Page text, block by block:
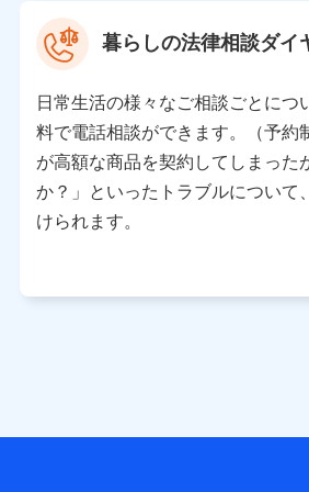
す。
【共同して利用される利用データの
当社または株式会社NTTドコモ・フ
プがサービス提供等を通じて取得し
の個人データ
基本情報
氏名、電話番号、メールアドレス、お
性、連絡先、dポイントサービスのご利
所、dポイント残高、dポイント利用
利用情報
品の名称・購入場所・決済に関する情
暮らしの法律相談ダイ
日常生活の様々なご相談ごとにつ
料で電話相談ができます。（予約
が高額な商品を契約してしまった
か？」といったトラブルについて
けられます。